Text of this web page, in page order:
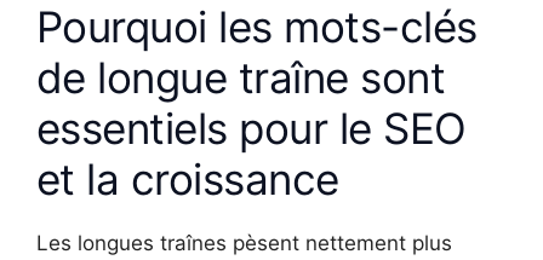
Pourquoi les mots-clés
de longue traîne sont
essentiels pour le SEO
et la croissance
Les longues traînes pèsent nettement plus